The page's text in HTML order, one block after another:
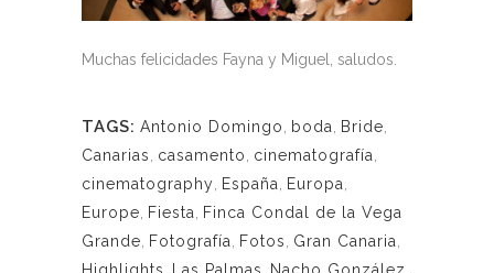
Muchas felicidades Fayna y Miguel, saludos.
TAGS: Antonio Domingo boda Bride
Canarias
casamento cinematografía
cinematography
España Europa
Europe
Fiesta
Finca Condal de la Vega
Grande
Fotografía Fotos Gran Canaria